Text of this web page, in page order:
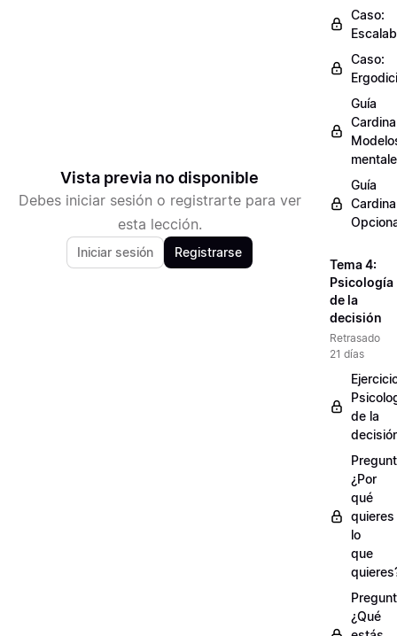
Vista previa no disponible
Debes iniciar sesión o registrarte para ver
esta lección.
Iniciar sesión Registrarse
Caso:
Caso:
Guía
Guía
Tema 4:
Psicología
de la
decisión
Retrasado
21 días
de la
¿Por
qué
quieres
lo
que
¿Qué